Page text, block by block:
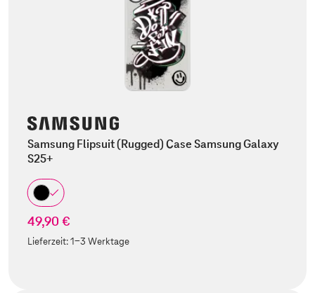
Samsung Flipsuit (Rugged) Case Samsung Galaxy
S25+
49,90 €
Lieferzeit:1-3 Werktage